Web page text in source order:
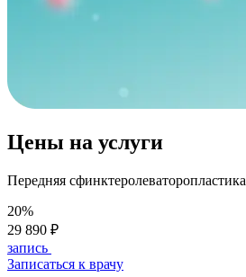
Цены на услуги
Передняя сфинктеролеваторопластика
20%
29 890 ₽
запись
Записаться к врачу